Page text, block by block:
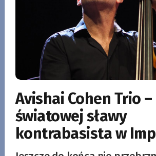
Avishai Cohen Trio –
światowej sławy
kontrabasista w